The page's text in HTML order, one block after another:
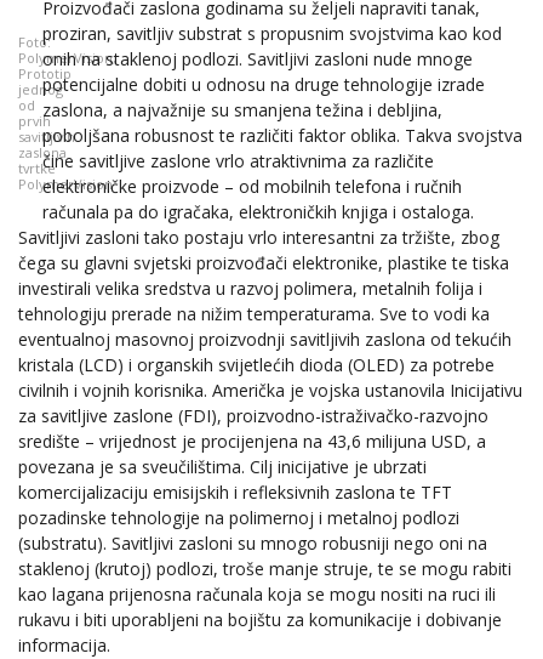
Foto:
PolymerVision,
Prototip
jednog
od
prvih
savitljivih
zaslona
tvrtke
PolymerVision
Proizvođači zaslona godinama su željeli napraviti tanak,
proziran, savitljiv substrat s propusnim svojstvima kao kod
onih na staklenoj podlozi. Savitljivi zasloni nude mnoge
potencijalne dobiti u odnosu na druge tehnologije izrade
zaslona, a najvažnije su smanjena težina i debljina,
poboljšana robusnost te različiti faktor oblika. Takva svojstva
čine savitljive zaslone vrlo atraktivnima za različite
elektroničke proizvode – od mobilnih telefona i ručnih
računala pa do igračaka, elektroničkih knjiga i ostaloga.
Savitljivi zasloni tako postaju vrlo interesantni za tržište, zbog
čega su glavni svjetski proizvođači elektronike, plastike te tiska
investirali velika sredstva u razvoj polimera, metalnih folija i
tehnologiju prerade na nižim temperaturama. Sve to vodi ka
eventualnoj masovnoj proizvodnji savitljivih zaslona od tekućih
kristala (LCD) i organskih svijetlećih dioda (OLED) za potrebe
civilnih i vojnih korisnika. Američka je vojska ustanovila Inicijativu
za savitljive zaslone (FDI), proizvodno-istraživačko-razvojno
središte – vrijednost je procijenjena na 43,6 milijuna USD, a
povezana je sa sveučilištima. Cilj inicijative je ubrzati
komercijalizaciju emisijskih i refleksivnih zaslona te TFT
pozadinske tehnologije na polimernoj i metalnoj podlozi
(substratu). Savitljivi zasloni su mnogo robusniji nego oni na
staklenoj (krutoj) podlozi, troše manje struje, te se mogu rabiti
kao lagana prijenosna računala koja se mogu nositi na ruci ili
rukavu i biti uporabljeni na bojištu za komunikacije i dobivanje
informacija.